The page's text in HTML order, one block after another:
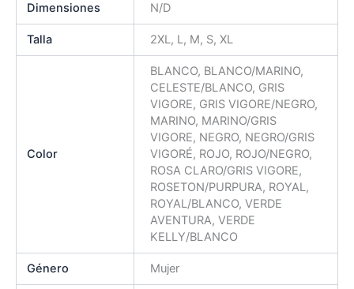
Dimensiones N/D
Talla 2XL, L, M, S, XL
Color
BLANCO, BLANCO/MARINO,
CELESTE/BLANCO, GRIS
VIGORE, GRIS VIGORE/NEGRO,
MARINO, MARINO/GRIS
VIGORE, NEGRO, NEGRO/GRIS
VIGORÉ, ROJO, ROJO/NEGRO,
ROSA CLARO/GRIS VIGORE,
ROSETON/PURPURA, ROYAL,
ROYAL/BLANCO, VERDE
AVENTURA, VERDE
KELLY/BLANCO
Género Mujer